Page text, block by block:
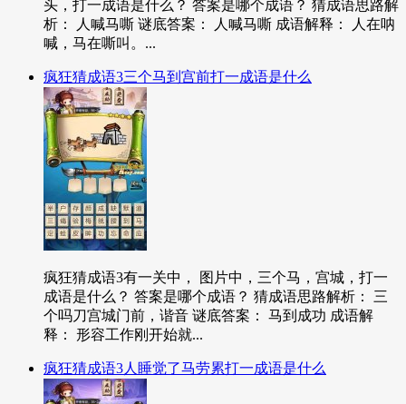
头，打一成语是什么？ 答案是哪个成语？ 猜成语思路解
析： 人喊马嘶 谜底答案： 人喊马嘶 成语解释： 人在呐
喊，马在嘶叫。...
疯狂猜成语3三个马到宫前打一成语是什么
疯狂猜成语3有一关中， 图片中，三个马，宫城，打一
成语是什么？ 答案是哪个成语？ 猜成语思路解析： 三
个吗刀宫城门前，谐音 谜底答案： 马到成功 成语解
释： 形容工作刚开始就...
疯狂猜成语3人睡觉了马劳累打一成语是什么